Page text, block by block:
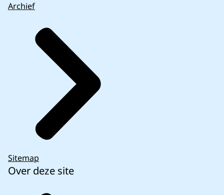
Archief
Sitemap
Over deze site